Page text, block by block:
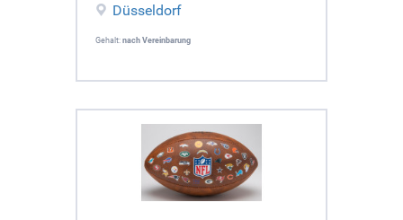
Düsseldorf
Gehalt: nach Vereinbarung